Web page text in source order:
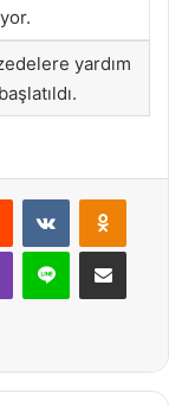
yardım
Reddit VKontakte
Viber Line E-Posta ile